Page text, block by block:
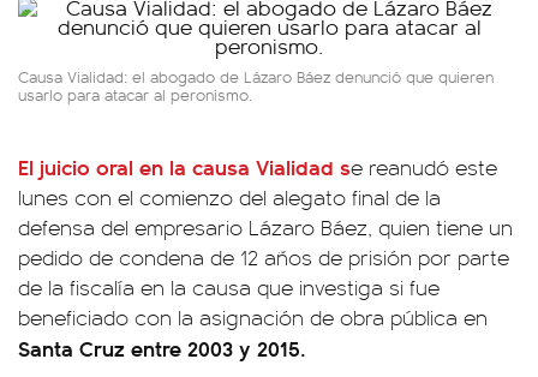
Causa Vialidad: el abogado de Lázaro Báez denunció que quieren
usarlo para atacar al peronismo.
El juicio oral en la causa Vialidad se reanudó este
lunes con el comienzo del alegato final de la
defensa del empresario Lázaro Báez, quien tiene un
pedido de condena de 12 años de prisión por parte
de la fiscalía en la causa que investiga si fue
beneficiado con la asignación de obra pública en
Santa Cruz entre 2003 y 2015.